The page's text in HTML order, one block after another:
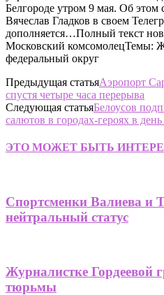
Белгороде утром 9 мая. Об этом
Вячеслав Гладков в своем
дополняется…Полный текст
Московский комсомолецТемы:
федеральный округ
Предыдущая статьяАэропорт
спустя четыре часа перерыва
Следующая статьяБелоусов
салютов в городах-героях в
ЭТО МОЖЕТ БЫТЬ
Спортсменки Валиева и
нейтральный статус
Журналистке Гордеевой
тюрьмы